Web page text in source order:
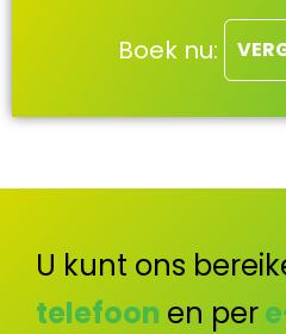
Boek nu:
U kunt ons
telefoon en per